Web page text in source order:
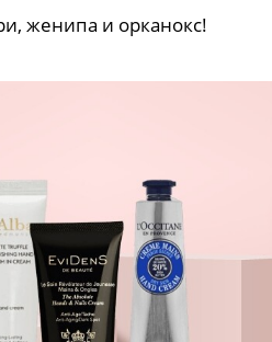
женипа и орканокс!